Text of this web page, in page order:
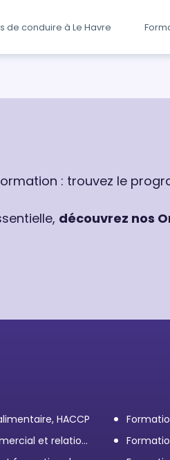
de conduire à Le Havre
: trouvez le
découvrez nos
HACCP
et relation